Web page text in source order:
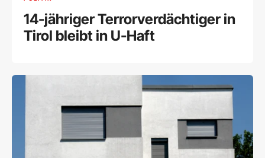
14-jähriger Terrorverdächtiger in
Tirol bleibt in U-Haft